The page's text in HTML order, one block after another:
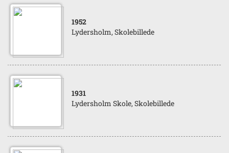
1952
Lydersholm, Skolebillede
1931
Lydersholm Skole, Skolebillede